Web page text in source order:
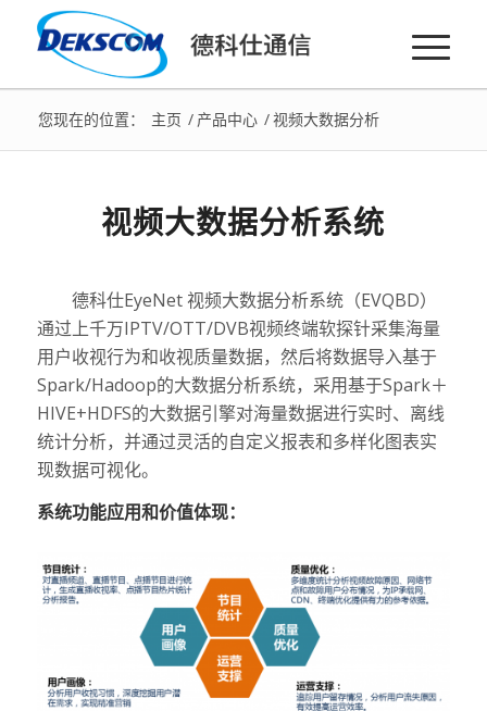
您现在的位置： 主页 / 产品中心 /视频大数据分析
视频大数据分析系统
德科仕EyeNet 视频大数据分析系统（EVQBD）
通过上千万IPTV/OTT/DVB视频终端软探针采集海量
用户收视行为和收视质量数据，然后将数据导入基于
Spark/Hadoop的大数据分析系统，采用基于Spark＋
HIVE+HDFS的大数据引擎对海量数据进行实时、离线
统计分析，并通过灵活的自定义报表和多样化图表实
现数据可视化。
系统功能应用和价值体现：